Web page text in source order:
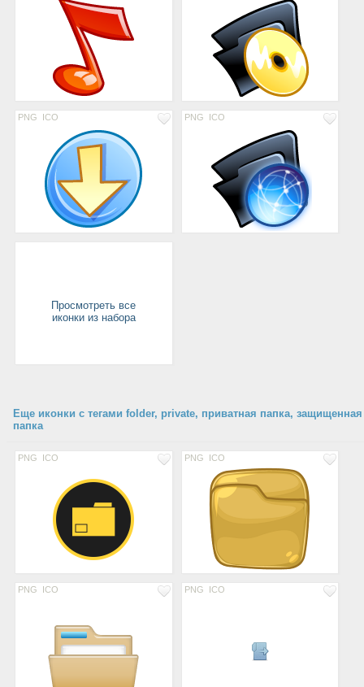
PNG ICO PNG ICO
Просмотреть все
иконки из набора
Еще иконки с тегами folder, private, приватная папка, защищенная
папка
PNG ICO PNG ICO
PNG ICO PNG ICO